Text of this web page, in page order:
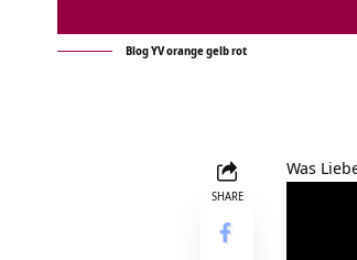
Blog YV orange gelb rot
SHARE
Was